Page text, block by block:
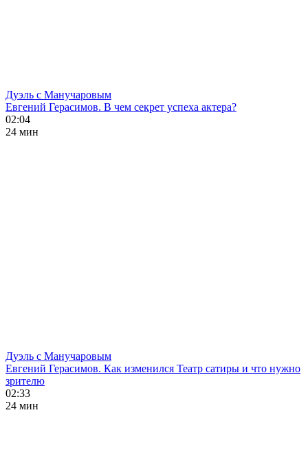
Дуэль с Манучаровым
Евгений Герасимов. В чем секрет успеха актера?
02:04
24 мин
Дуэль с Манучаровым
Евгений Герасимов. Как изменился Театр сатиры и что нужно
зрителю
02:33
24 мин